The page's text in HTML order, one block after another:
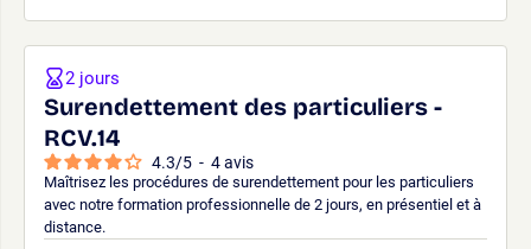
Surendettement des particuliers -
RCV.14
4.3/5 - 4avis
Maîtrisez les procédures de surendettement pour les particuliers
avec notre formation professionnelle de 2 jours, en présentiel et à
distance.
2 jours